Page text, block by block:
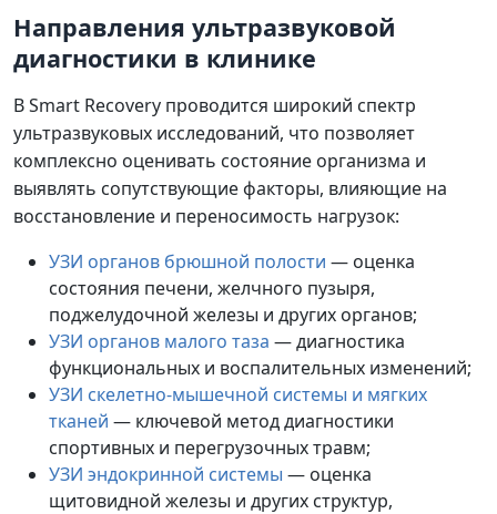
Направления ультразвуковой
диагностики в клинике
В Smart Recovery проводится широкий спектр
ультразвуковых исследований, что позволяет
комплексно оценивать состояние организма и
выявлять сопутствующие факторы, влияющие на
восстановление и переносимость нагрузок:
УЗИ органов брюшной полости — оценка
состояния печени, желчного пузыря,
поджелудочной железы и других органов;
УЗИ органов малого таза — диагностика
функциональных и воспалительных изменений;
УЗИ скелетно-мышечной системы и мягких
тканей — ключевой метод диагностики
спортивных и перегрузочных травм;
УЗИ эндокринной системы — оценка
щитовидной железы и других структур,